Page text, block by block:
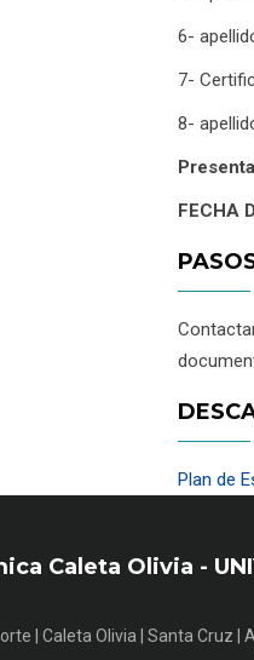
6-
7-
8-
FECHA
Plan de
Caleta Olivia -
| Caleta Olivia | Santa Cruz |